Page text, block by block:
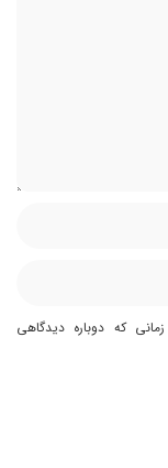
که دوباره دیدگاهی